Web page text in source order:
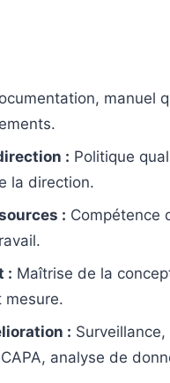
manuel
: Politique
la direction.
: Compétence
: Maîtrise de la
mesure.
:
analyse de